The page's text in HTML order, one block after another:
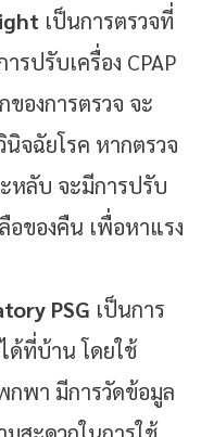
เป็นการตรวจที่
รปรับเครื่อง CPAP
ของการตรวจ จะ
นิจฉัยโรค หากตรวจ
หลับ จะมีการปรับ
ลือของคืน เพื่อหาแรง
PSG เป็นการ
ด้ที่บ้าน โดยใช้
พา มีการวัดข้อมูล